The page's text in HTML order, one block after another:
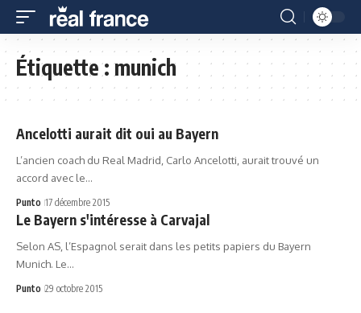
Étiquette :munich
Ancelotti aurait dit oui au Bayern
L’ancien coach du Real Madrid, Carlo Ancelotti, aurait trouvé un
accord avec le…
Punto 17 décembre 2015
Le Bayern s'intéresse à Carvajal
Selon AS, l’Espagnol serait dans les petits papiers du Bayern
Munich. Le…
Punto 29 octobre 2015